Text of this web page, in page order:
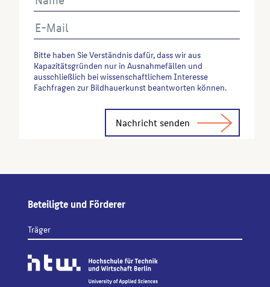
Bitte haben Sie Verständnis dafür, dass wir aus
Kapazitätsgründen nur in Ausnahmefällen und
ausschließlich bei wissenschaftlichem Interesse
Fachfragen zur Bildhauerkunst beantworten können.
Beteiligte und Förderer
Träger